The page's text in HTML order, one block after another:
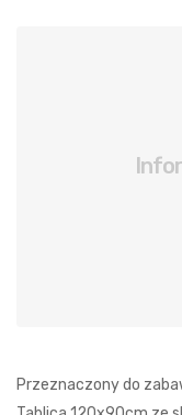
Przeznaczony do